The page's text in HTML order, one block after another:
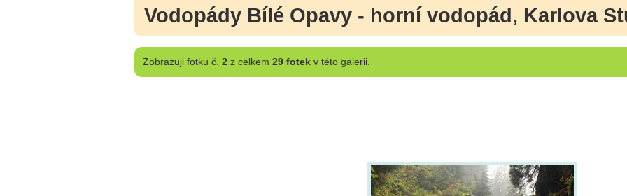
Vodopády Bílé Opavy - horní vodopád, Karlova
Zobrazujifotku č. 2 z celkem 29 fotekv této galerii.